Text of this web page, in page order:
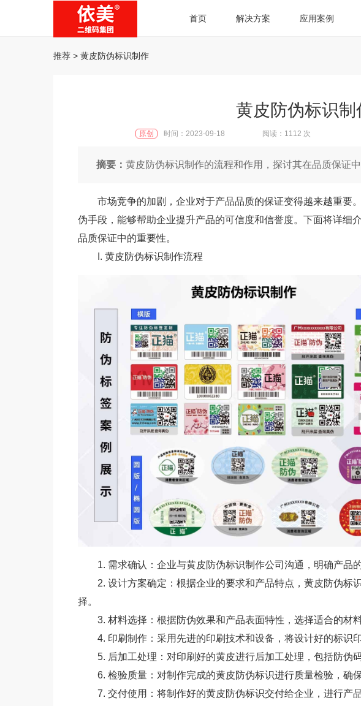
首页 解决方案 应用案例
推荐 > 黄皮防伪标识制作
黄皮防伪标识制
原创 时间：2023-09-18 阅读：1112 次
摘要： 黄皮防伪标识制作的流程和作用，探讨其在品质保证
市场竞争的加剧，企业对于产品品质的保证变得越来越重要
伪手段，能够帮助企业提升产品的可信度和信誉度。下面将详细
品质保证中的重要性。
I. 黄皮防伪标识制作流程
1. 需求确认：企业与黄皮防伪标识制作公司沟通，明确产品
2. 设计方案确定：根据企业的要求和产品特点，黄皮防伪标
择。
3. 材料选择：根据防伪效果和产品表面特性，选择适合的材
4. 印刷制作：采用先进的印刷技术和设备，将设计好的标识
5. 后加工处理：对印刷好的黄皮进行后加工处理，包括防伪
6. 检验质量：对制作完成的黄皮防伪标识进行质量检验，确
7. 交付使用：将制作好的黄皮防伪标识交付给企业，进行产